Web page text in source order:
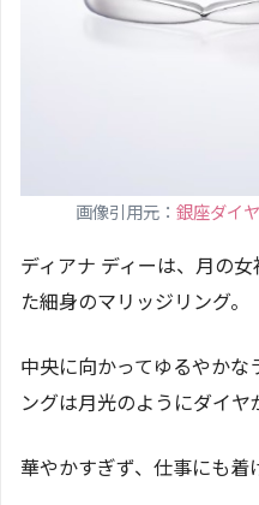
画像引用元： 銀座ダイ
ディアナ ディーは、月の
た細身のマリッジリング。
中央に向かってゆるやかな
ングは月光のようにダイヤ
華やかすぎず、仕事にも着